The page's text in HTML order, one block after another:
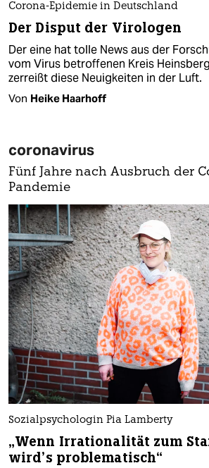
Corona-Epidemie in Deutschland
Der Disput der Virologen
Der eine hat tolle News aus der
vom Virus betroffenen Kreis
zerreißt diese Neuigkeiten in der Luft.
Von Heike Haarhoff
coronavirus
Fünf Jahre nach Ausbruch der
Pandemie
Sozialpsychologin Pia Lamberty
„Wenn Irrationalität zum
wird’s problematisch“